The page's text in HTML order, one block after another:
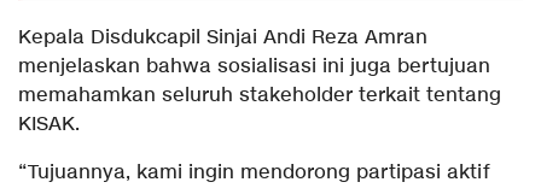
Kepala Disdukcapil Sinjai Andi Reza Amran
menjelaskan bahwa sosialisasi ini juga bertujuan
memahamkan seluruh stakeholder terkait tentang
KISAK.
“Tujuannya, kami ingin mendorong partipasi aktif